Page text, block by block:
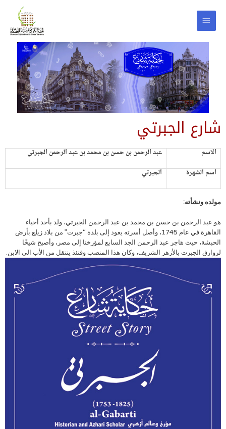
شارع الجبرتي
الاسم
عبد الرحمن بن حسن بن محمد بن عبد الرحمن الجبرتي
اسم الشهرة
الجبرتي
مولده ونشأته:
هو عبد الرحمن بن حسن بن محمد بن عبد الرحمن الجبرتي، ولد بأحد أحياء
القاهرة في عام 1745، وأصل أسرته يعود إلى بلدة “جبرت” من بلاد زيلع بأرض
الحبشة، حيث هاجر عبد الرحمن الجد السابع لمؤرخنا إلى مصر، وأصبح شيخًا
لروارق الجبرت بالأزهر الشريف، وكان هذا المنصب وقتئذ ينتقل من الأب الى الابن.